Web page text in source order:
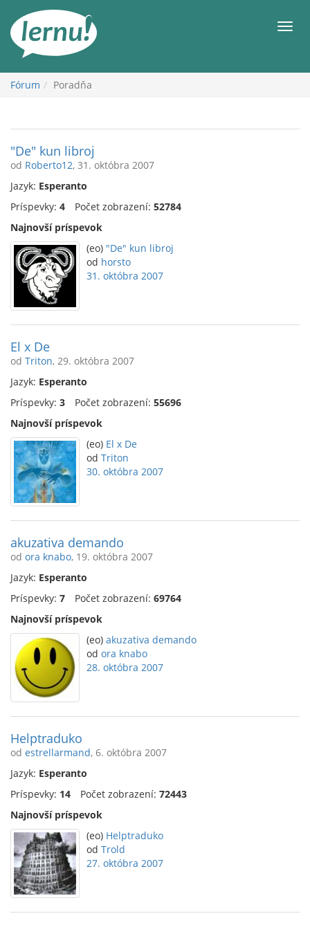
obsah
Fórum Poradňa
"De" kun libroj
od Roberto12, 31. októbra 2007
Jazyk: Esperanto
Príspevky: 4 Počet zobrazení: 52784
Najnovší príspevok
(eo) "De" kun libroj
od horsto
31. októbra 2007
El x De
od Triton, 29. októbra 2007
Jazyk: Esperanto
Príspevky: 3 Počet zobrazení: 55696
Najnovší príspevok
(eo) El x De
od Triton
30. októbra 2007
akuzativa demando
od ora knabo, 19. októbra 2007
Jazyk: Esperanto
Príspevky: 7 Počet zobrazení: 69764
Najnovší príspevok
(eo) akuzativa demando
od ora knabo
28. októbra 2007
Helptraduko
od estrellarmand, 6. októbra 2007
Jazyk: Esperanto
Príspevky: 14 Počet zobrazení: 72443
Najnovší príspevok
(eo) Helptraduko
od Trold
27. októbra 2007